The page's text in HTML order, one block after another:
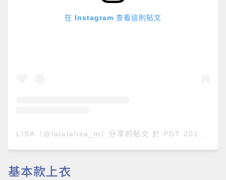
在 Instagram 查看這則貼文
LISA（@lalalalisa_m）分享的貼文 於 PDT 2018 年 9月 月 15 日 上午 9:10
基本款上衣